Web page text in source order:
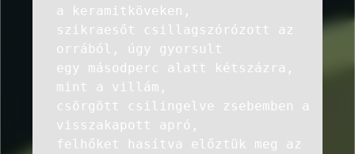
a keramitköveken,
szikraesőt csillagszórózott az
orrából, úgy gyorsult
egy másodperc alatt kétszázra,
mint a villám,
csörgött csilingelve zsebemben a
visszakapott apró,
felhőket hasítva előztük meg az